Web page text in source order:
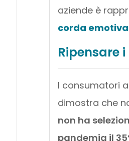
aziende è
corda emotiva
Ripensare
I consumatori
dimostra che
non ha
pandemia il